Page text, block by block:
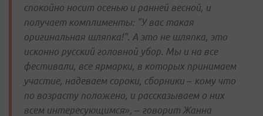
спокойно носит осенью и ранней весной, и
получает комплименты: "У вас такая
оригинальная шляпка!". А это не шляпка, это
исконно русский головной убор. Мы и на все
фестивали, все ярмарки, в которых принимаем
участие, надеваем сороки, сборники – кому что
по возрасту положено, и рассказываем о них
всем интересующимся», – говорит Жанна